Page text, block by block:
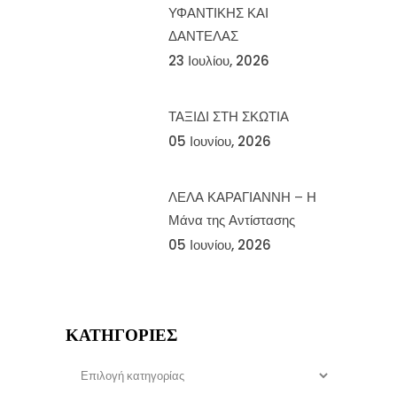
ΥΦΑΝΤΙΚΗΣ ΚΑΙ
ΔΑΝΤΕΛΑΣ
23 Ιουλίου, 2026
ΤΑΞΙΔΙ ΣΤΗ ΣΚΩΤΙΑ
05 Ιουνίου, 2026
ΛΕΛΑ ΚΑΡΑΓΙΑΝΝΗ – Η
Μάνα της Αντίστασης
05 Ιουνίου, 2026
ΚΑΤΗΓΟΡΊΕΣ
Κατηγορίες